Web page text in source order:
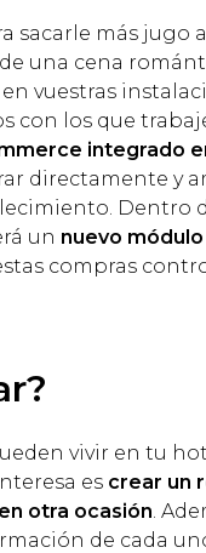
sacarle más jugo
una cena
vuestras
con los que
integrado
directamente y
Dentro
un nuevo
compras
vivir en tu
es crear un
otra ocasión.
de cada